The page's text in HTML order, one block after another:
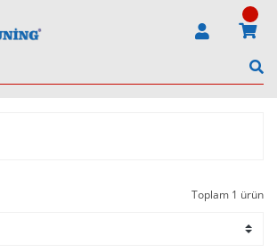
Toplam 1 ürün